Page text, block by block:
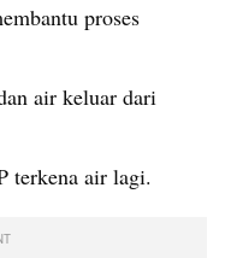
proses
air keluar dari
terkena air lagi.